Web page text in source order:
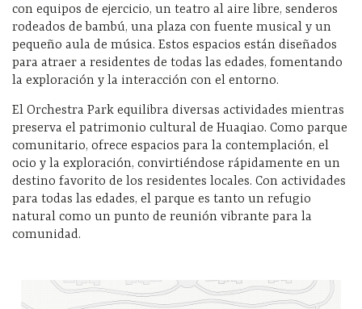
con equipos de ejercicio, un teatro al aire libre, senderos
rodeados de bambú, una plaza con fuente musical y un
pequeño aula de música. Estos espacios están diseñados
para atraer a residentes de todas las edades, fomentando
la exploración y la interacción con el entorno.
El Orchestra Park equilibra diversas actividades mientras
preserva el patrimonio cultural de Huaqiao. Como parque
comunitario, ofrece espacios para la contemplación, el
ocio y la exploración, convirtiéndose rápidamente en un
destino favorito de los residentes locales. Con actividades
para todas las edades, el parque es tanto un refugio
natural como un punto de reunión vibrante para la
comunidad.